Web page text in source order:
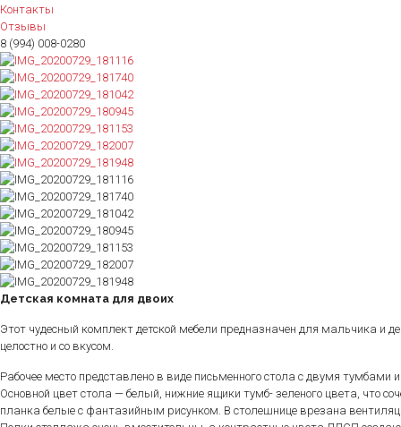
Контакты
Отзывы
8 (994) 008-0280
Детская комната для двоих
Этот чудесный комплект детской мебели предназначен для мальчика и
целостно и со вкусом.
Рабочее место представлено в виде письменного стола с двумя
Основной цвет стола — белый, нижние ящики тумб- зеленого цвета, что
планка белые с фантазийным рисунком. В столешнице врезана